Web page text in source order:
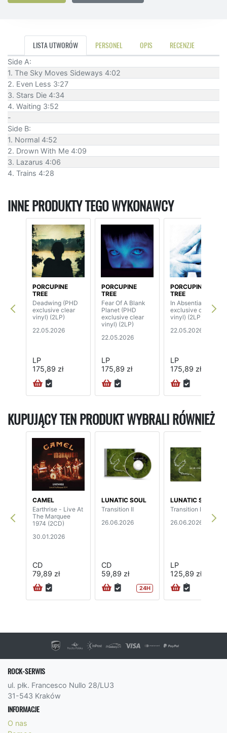
LISTA UTWORÓW PERSONEL OPIS RECENZJE
Side A:
1. The Sky Moves Sideways 4:02
2. Even Less 3:27
3. Stars Die 4:34
4. Waiting 3:52
-
Side B:
1. Normal 4:52
2. Drown With Me 4:09
3. Lazarus 4:06
4. Trains 4:28
INNE PRODUKTY TEGO WYKONAWCY
PORCUPINE
TREE
Deadwing (PHD
exclusive clear
vinyl) (2LP)
22.05.2026
LP
175,89 zł
PORCUPINE
TREE
Fear Of A Blank
Planet (PHD
exclusive clear
vinyl) (2LP)
22.05.2026
LP
175,89 zł
PORCUPINE
TREE
In Absentia (PHD
exclusive clear
vinyl) (2LP)
22.05.2026
LP
175,89 zł
KUPUJĄCY TEN PRODUKT WYBRALI RÓWNIEŻ
CAMEL
Earthrise - Live At
The Marquee
1974 (2CD)
30.01.2026
CD
79,89 zł
LUNATIC SOUL
Transition II
26.06.2026
CD
59,89 zł
24H
LUNATIC SOUL
Transition II
26.06.2026
LP
125,89 zł
ROCK-SERWIS
ul. płk. Francesco Nullo 28/LU3
31-543 Kraków
INFORMACJE
O nas